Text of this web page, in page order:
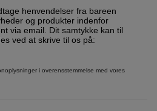
henvendelser fra bareen
og produkter indenfor
samtykke kan til
ved at skrive til os på:
i overensstemmelse med vores